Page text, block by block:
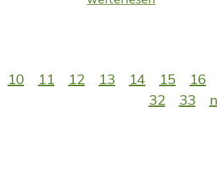
10 11 12 13 14 15 16
32
33